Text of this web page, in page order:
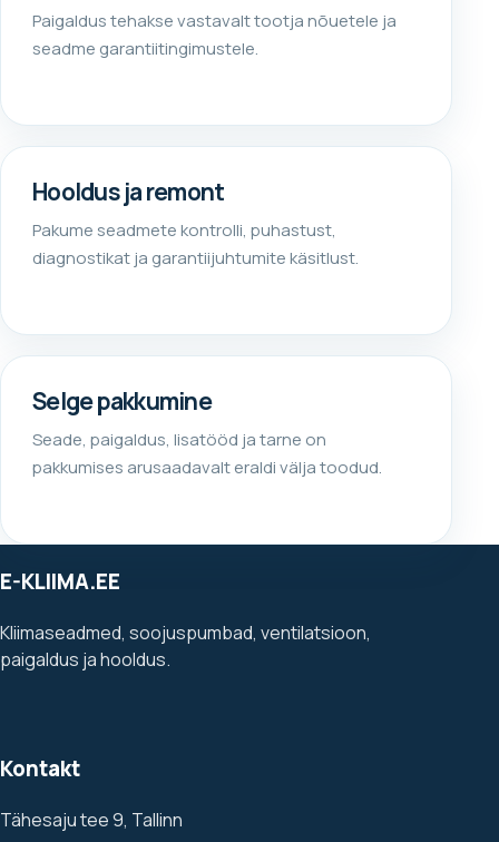
Paigaldus tehakse vastavalt tootja nõuetele ja
seadme garantiitingimustele.
Hooldus ja remont
Pakume seadmete kontrolli, puhastust,
diagnostikat ja garantiijuhtumite käsitlust.
Selge pakkumine
Seade, paigaldus, lisatööd ja tarne on
pakkumises arusaadavalt eraldi välja toodud.
E-KLIIMA.EE
Kliimaseadmed, soojuspumbad, ventilatsioon,
paigaldus ja hooldus.
Kontakt
Tähesaju tee 9, Tallinn